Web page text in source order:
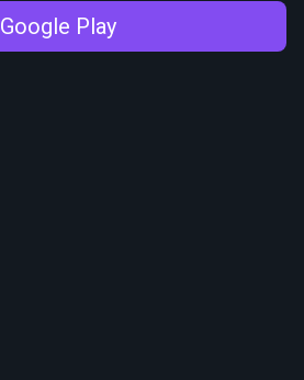
Google Play